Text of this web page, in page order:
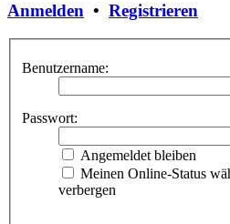
Anmelden • Registrieren
Benutzername:
Passwort:
Angemeldet bleiben
Meinen Online-Status
verbergen